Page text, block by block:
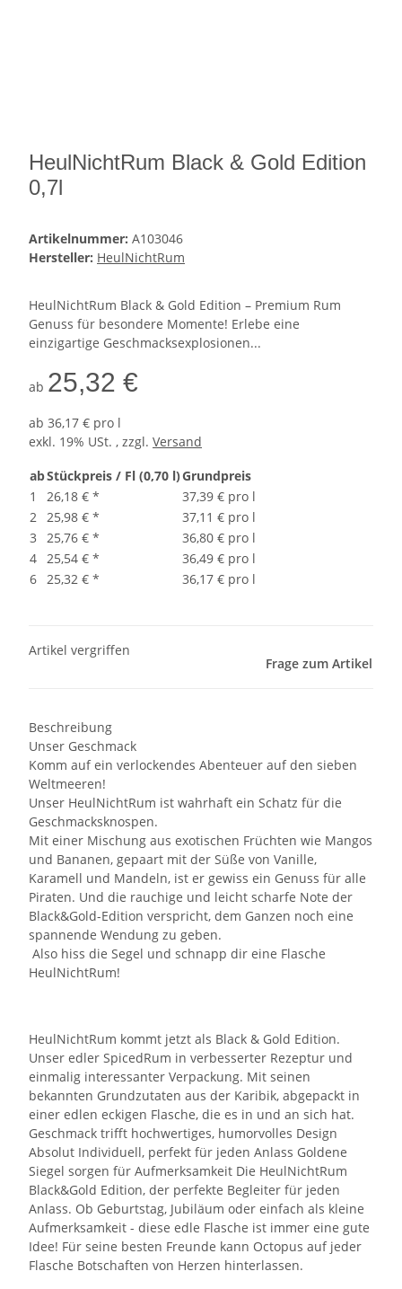
HeulNichtRum Black & Gold Edition
0,7l
Artikelnummer: A103046
Hersteller: HeulNichtRum
HeulNichtRum Black & Gold Edition – Premium Rum
Genuss für besondere Momente! Erlebe eine
einzigartige Geschmacksexplosionen...
ab 25,32 €
ab 36,17 € pro l
exkl. 19% USt. , zzgl. Versand
abStückpreis / Fl (0,70 l)Grundpreis
1
26,18 € *
37,39 € pro l
2 25,98 € *
37,11 € pro l
3
25,76 € *
36,80 € pro l
4 25,54 € *
36,49 € pro l
6 25,32 € * 36,17 € pro l
Artikel vergriffen
Frage zum Artikel
Beschreibung
Unser Geschmack
Komm auf ein verlockendes Abenteuer auf den sieben
Weltmeeren!
Unser HeulNichtRum ist wahrhaft ein Schatz für die
Geschmacksknospen.
Mit einer Mischung aus exotischen Früchten wie Mangos
und Bananen, gepaart mit der Süße von Vanille,
Karamell und Mandeln, ist er gewiss ein Genuss für alle
Piraten. Und die rauchige und leicht scharfe Note der
Black&Gold-Edition verspricht, dem Ganzen noch eine
spannende Wendung zu geben.
Also hiss die Segel und schnapp dir eine Flasche
HeulNichtRum!
HeulNichtRum kommt jetzt als Black & Gold Edition.
Unser edler SpicedRum in verbesserter Rezeptur und
einmalig interessanter Verpackung. Mit seinen
bekannten Grundzutaten aus der Karibik, abgepackt in
einer edlen eckigen Flasche, die es in und an sich hat.
Geschmack trifft hochwertiges, humorvolles Design
Absolut Individuell, perfekt für jeden Anlass Goldene
Siegel sorgen für Aufmerksamkeit Die HeulNichtRum
Black&Gold Edition, der perfekte Begleiter für jeden
Anlass. Ob Geburtstag, Jubiläum oder einfach als kleine
Aufmerksamkeit - diese edle Flasche ist immer eine gute
Idee! Für seine besten Freunde kann Octopus auf jeder
Flasche Botschaften von Herzen hinterlassen.